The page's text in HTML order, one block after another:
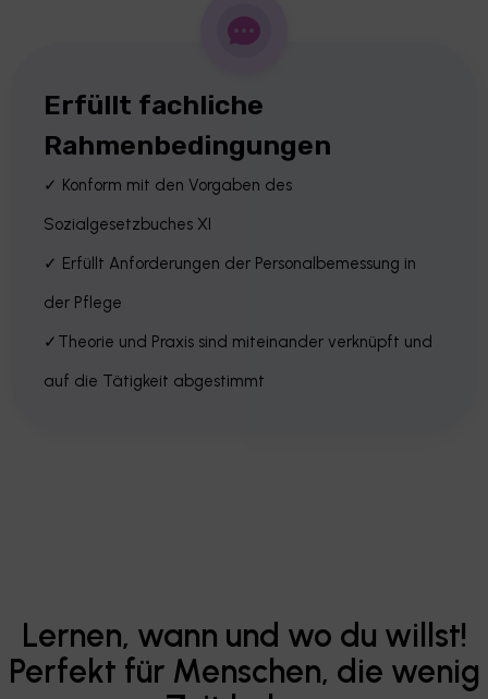
Erfüllt fachliche
Rahmenbedingungen
✓ Konform mit den Vorgaben des
Sozialgesetzbuches XI
✓ Erfüllt Anforderungen der Personalbemessung in
der Pflege
✓Theorie und Praxis sind miteinander verknüpft und
auf die Tätigkeit abgestimmt
Lernen, wann und wo du willst!
Perfekt für Menschen, die wenig